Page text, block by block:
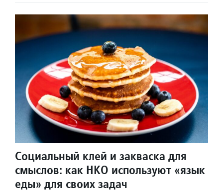
Социальный клей и закваска для
смыслов: как НКО используют «язык
еды» для своих задач